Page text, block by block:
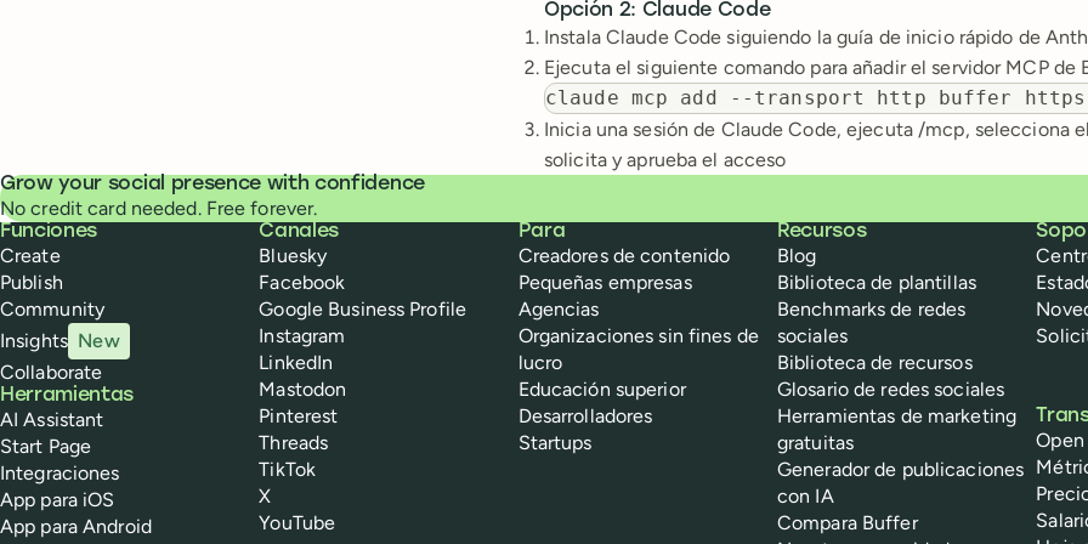
Opción 2: Claude Code
Instala Claude Code siguiendo la guía de inicio rápido de
Ejecuta el siguiente comando para añadir el servidor MCP de
claude mcp add --transport http buffer
Inicia una sesión de Claude Code, ejecuta /mcp, selecciona
solicita y aprueba el acceso
Grow your social presence with confidence
No credit card needed. Free forever.
Buffer
Funciones
Create
Publish
Community
Insights New
Collaborate
Herramientas
AI Assistant
Start Page
Integraciones
App para iOS
App para Android
Canales
Bluesky
Facebook
Google Business Profile
Instagram
LinkedIn
Mastodon
Pinterest
Threads
TikTok
X
YouTube
Para
Creadores de contenido
Pequeñas empresas
Agencias
Organizaciones sin fines de
lucro
Educación superior
Desarrolladores
Startups
Recursos
Blog
Biblioteca de plantillas
Benchmarks de redes
sociales
Biblioteca de recursos
Glosario de redes sociales
Herramientas de marketing
gratuitas
Generador de publicaciones
con IA
Compara Buffer